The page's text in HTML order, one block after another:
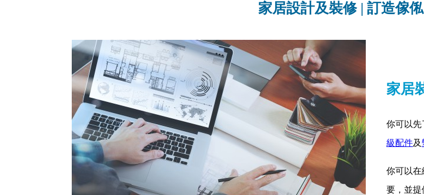
家居設計及裝修 | 訂造傢
家居
你可以先
級配件及
你可以在
要，並提